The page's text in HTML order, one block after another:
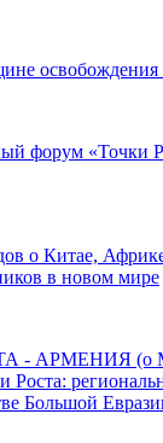
форум «Точки
о Китае,
в новом мире
- АРМЕНИЯ (о
Роста:
Большой